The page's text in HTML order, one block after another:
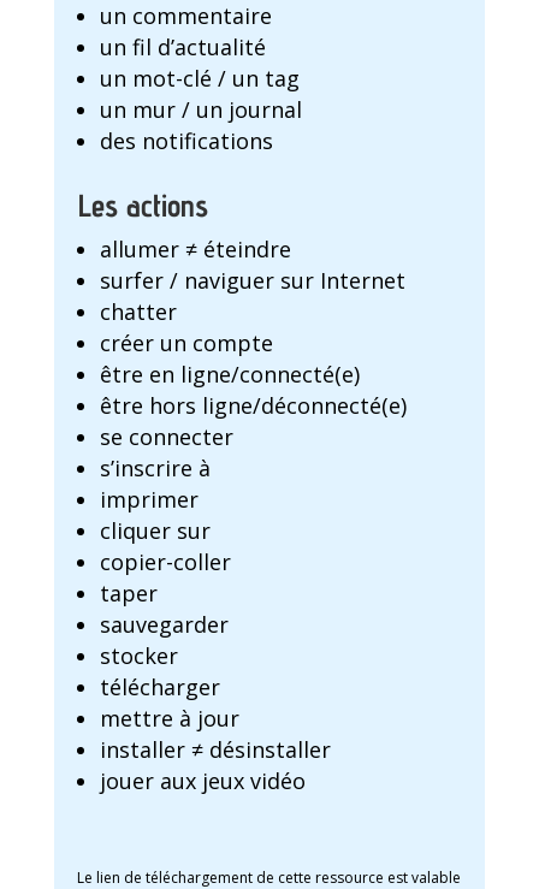
un commentaire
un fil d’actualité
un mot-clé / un tag
un mur / un journal
des notifications
Les actions
allumer ≠ éteindre
surfer / naviguer sur Internet
chatter
créer un compte
être en ligne/connecté(e)
être hors ligne/déconnecté(e)
se connecter
s’inscrire à
imprimer
cliquer sur
copier-coller
taper
sauvegarder
stocker
télécharger
mettre à jour
installer ≠ désinstaller
jouer aux jeux vidéo
Le lien de téléchargement de cette ressource est valable